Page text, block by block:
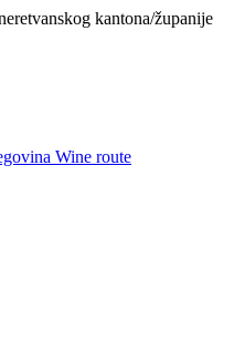
kantona/županije